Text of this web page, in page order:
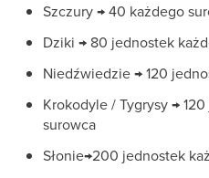
Szczury → 40 każdego
Dziki → 80 jednostek
Niedźwiedzie → 120
Krokodyle / Tygrysy →
surowca
Słonie→200 jednostek